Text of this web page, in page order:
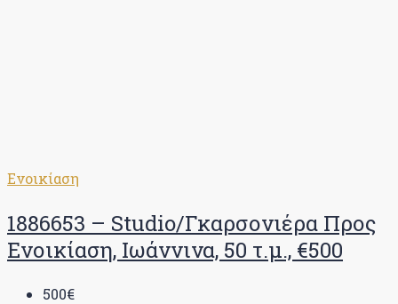
Ενοικίαση
1886653 – Studio/Γκαρσονιέρα Προς
Ενοικίαση, Ιωάννινα, 50 τ.μ., €500
500€